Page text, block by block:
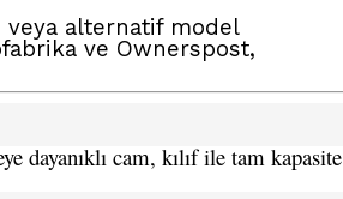
veya alternatif model
ve Ownerspost,
dayanıklı cam, kılıf ile tam kapasite